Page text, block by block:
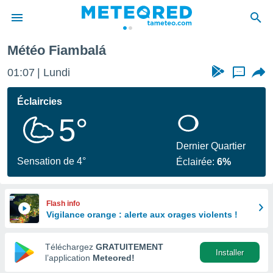
de
Météo Fiambalá
01:07 Lundi ...
Éclaircies
5°
Sensation de 4°
Dernier Quartier
Éclairée:6%
Flash info
Vigilance orange : alerte aux orages violents !
Téléchargez GRATUITEMENT
l’application Meteored!
Installer